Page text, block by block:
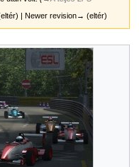
| Newer revision→ (eltér)